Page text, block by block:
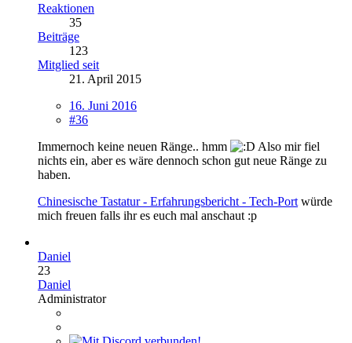
Reaktionen
35
Beiträge
123
Mitglied seit
21. April 2015
16. Juni 2016
#36
Immernoch keine neuen Ränge.. hmm
Also mir fiel
nichts ein, aber es wäre dennoch schon gut neue Ränge zu
haben.
Chinesische Tastatur - Erfahrungsbericht - Tech-Port würde
mich freuen falls ihr es euch mal anschaut :p
Daniel
23
Daniel
Administrator